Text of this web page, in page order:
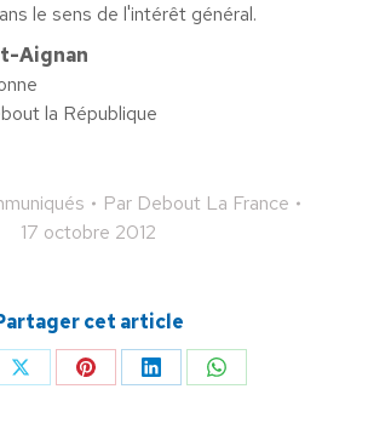
le sens de l'intérêt général.
Aignan
la République
Par Debout La France
17 octobre 2012
cet article
PartagerPartagerPartagerPartager